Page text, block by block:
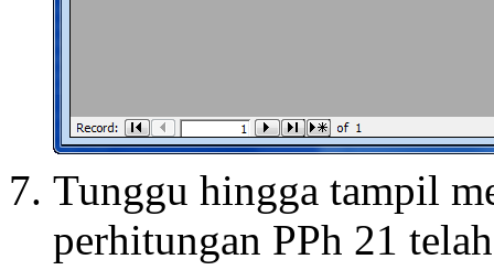
Tunggu hingga tampil
perhitungan PPh 21